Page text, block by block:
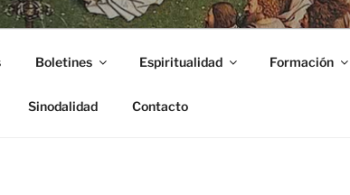
Boletines Espiritualidad Formación
Sinodalidad Contacto